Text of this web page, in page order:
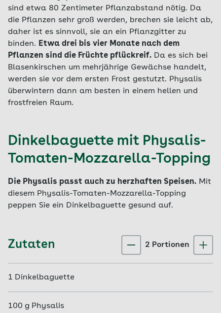
sind etwa 80 Zentimeter Pflanzabstand nötig. Da
die Pflanzen sehr groß werden, brechen sie leicht ab,
daher ist es sinnvoll, sie an ein Pflanzgitter zu
binden. Etwa drei bis vier Monate nach dem
Pflanzen sind die Früchte pflückreif. Da es sich bei
Blasenkirschen um mehrjährige Gewächse handelt,
werden sie vor dem ersten Frost gestutzt. Physalis
überwintern dann am besten in einem hellen und
frostfreien Raum.
Dinkelbaguette mit Physalis-
Tomaten-Mozzarella-Topping
Die Physalis passt auch zu herzhaften Speisen. Mit
diesem Physalis-Tomaten-Mozzarella-Topping
peppen Sie ein Dinkelbaguette gesund auf.
Zutaten 2 Portionen
1 Dinkelbaguette
100 g Physalis